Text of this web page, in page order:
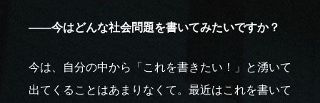
――今はどんな社会問題を書いてみたいですか？
今は、自分の中から「これを書きたい！」と湧いて
出てくることはあまりなくて。最近はこれを書いて